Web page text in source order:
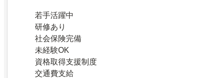
若手活躍中
研修あり
社会保険完備
未経験OK
資格取得支援制度
交通費支給